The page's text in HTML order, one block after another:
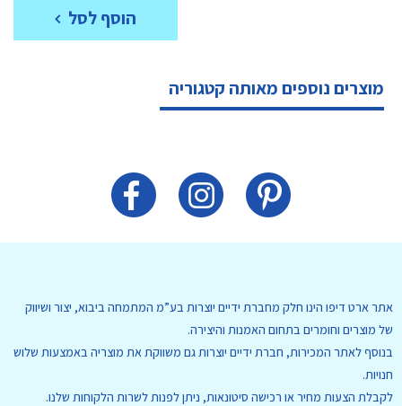
הוסף לסל
מוצרים נוספים מאותה קטגוריה
אתר ארט דיפו הינו חלק מחברת ידיים יוצרות בע”מ המתמחה ביבוא, יצור ושיווק
של מוצרים וחומרים בתחום האמנות והיצירה.
בנוסף לאתר המכירות, חברת ידיים יוצרות גם משווקת את מוצריה באמצעות שלוש
חנויות.
לקבלת הצעות מחיר או רכישה סיטונאות, ניתן לפנות לשרות הלקוחות שלנו.